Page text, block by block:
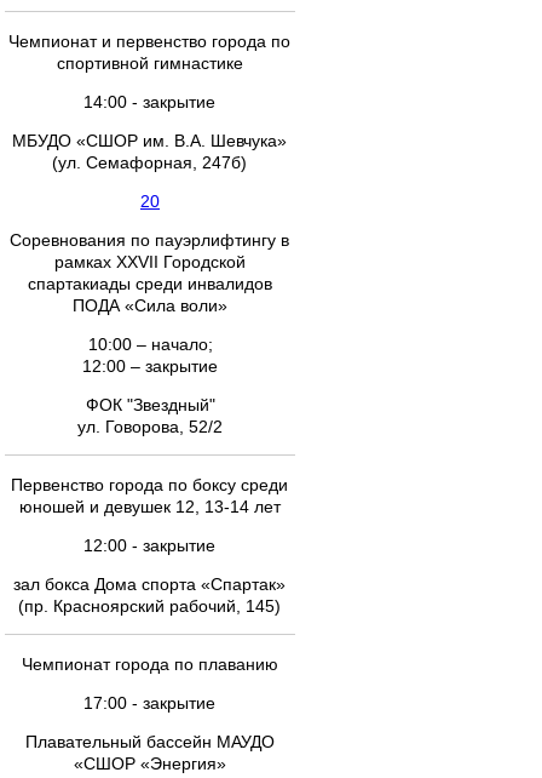
Чемпионат и первенство города по
спортивной гимнастике
14:00 - закрытие
МБУДО «СШОР им. В.А. Шевчука»
(ул. Семафорная, 247б)
20
Соревнования по пауэрлифтингу в
рамках XXVII Городской
спартакиады среди инвалидов
ПОДА «Сила воли»
10:00 – начало;
12:00 – закрытие
ФОК "Звездный"
ул. Говорова, 52/2
Первенство города по боксу среди
юношей и девушек 12, 13-14 лет
12:00 - закрытие
зал бокса Дома спорта «Спартак»
(пр. Красноярский рабочий, 145)
Чемпионат города по плаванию
17:00 - закрытие
Плавательный бассейн МАУДО
«СШОР «Энергия»